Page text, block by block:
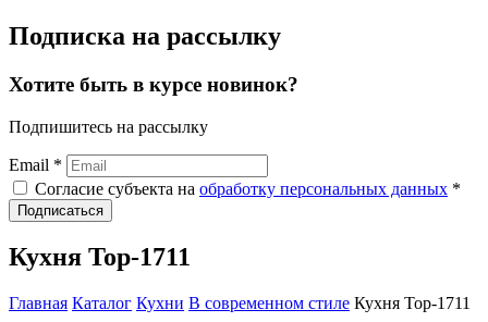
Подписка на рассылку
Хотите быть в курсе новинок?
Подпишитесь на рассылку
Email *
Согласие субъекта на обработку персональных данных *
Подписаться
Кухня Top-1711
Главная Каталог Кухни В современном стиле Кухня Top-1711